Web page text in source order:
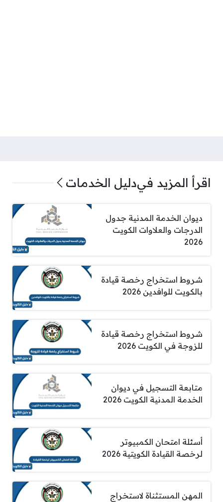
اقرأ المزيد فيدليل الخدمات
ديوان الخدمة المدنية جدول
الدرجات والعلاوات الكويت
2026
شروط استخراج رخصة قيادة
بالكويت للوافدين 2026
شروط استخراج رخصة قيادة
للزوجة في الكويت 2026
متابعة التسجيل في ديوان
الخدمة المدنية الكويت 2026
أسئلة امتحان الكمبيوتر
لرخصة القيادة الكويتية 2026
المهن المستثناة لاستخراج